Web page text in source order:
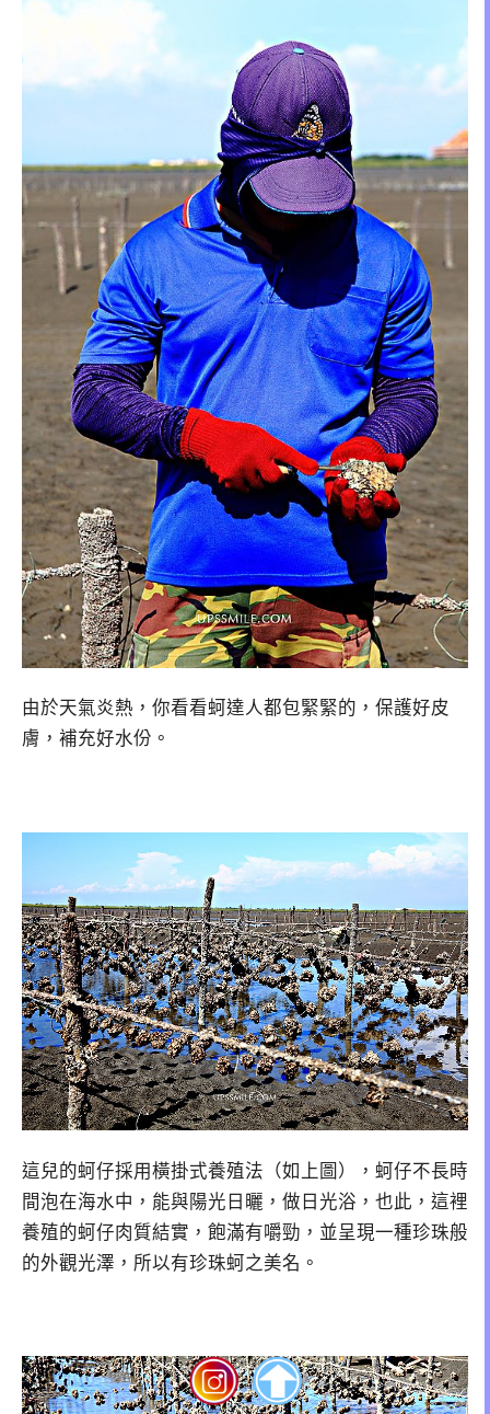
由於天氣炎熱，你看看蚵達人都包緊緊的，保護好皮
膚，補充好水份。
這兒的蚵仔採用橫掛式養殖法（如上圖），蚵仔不長時
間泡在海水中，能與陽光日曬，做日光浴，也此，這裡
養殖的蚵仔肉質結實，飽滿有嚼勁，並呈現一種珍珠般
的外觀光澤，所以有珍珠蚵之美名。